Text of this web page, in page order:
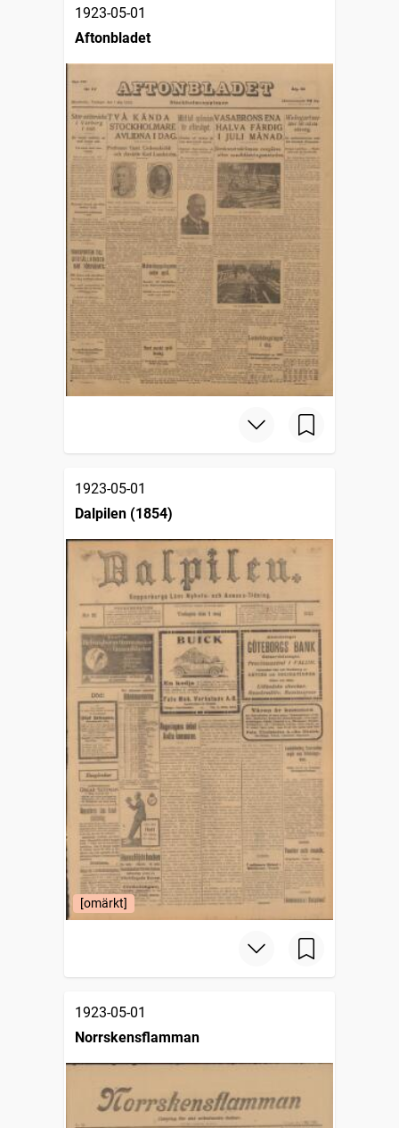
1923-05-01
Aftonbladet
1923-05-01
Dalpilen (1854)
[omärkt]
1923-05-01
Norrskensflamman